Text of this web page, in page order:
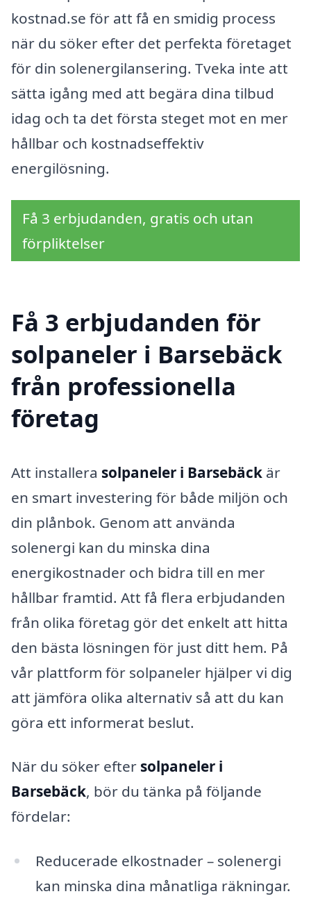
kostnad.se för att få en smidig process
när du söker efter det perfekta företaget
för din solenergilansering. Tveka inte att
sätta igång med att begära dina tilbud
idag och ta det första steget mot en mer
hållbar och kostnadseffektiv
energilösning.
Få 3 erbjudanden, gratis och utan
förpliktelser
Få 3 erbjudanden för
solpaneler i Barsebäck
från professionella
företag
Att installera solpaneler i Barsebäck är
en smart investering för både miljön och
din plånbok. Genom att använda
solenergi kan du minska dina
energikostnader och bidra till en mer
hållbar framtid. Att få flera erbjudanden
från olika företag gör det enkelt att hitta
den bästa lösningen för just ditt hem. På
vår plattform för solpaneler hjälper vi dig
att jämföra olika alternativ så att du kan
göra ett informerat beslut.
När du söker efter solpaneler i
Barsebäck, bör du tänka på följande
fördelar:
Reducerade elkostnader – solenergi
kan minska dina månatliga räkningar.